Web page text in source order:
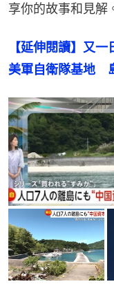
享你的故事和見解
【延伸閱讀】又
美軍自衛隊基地　